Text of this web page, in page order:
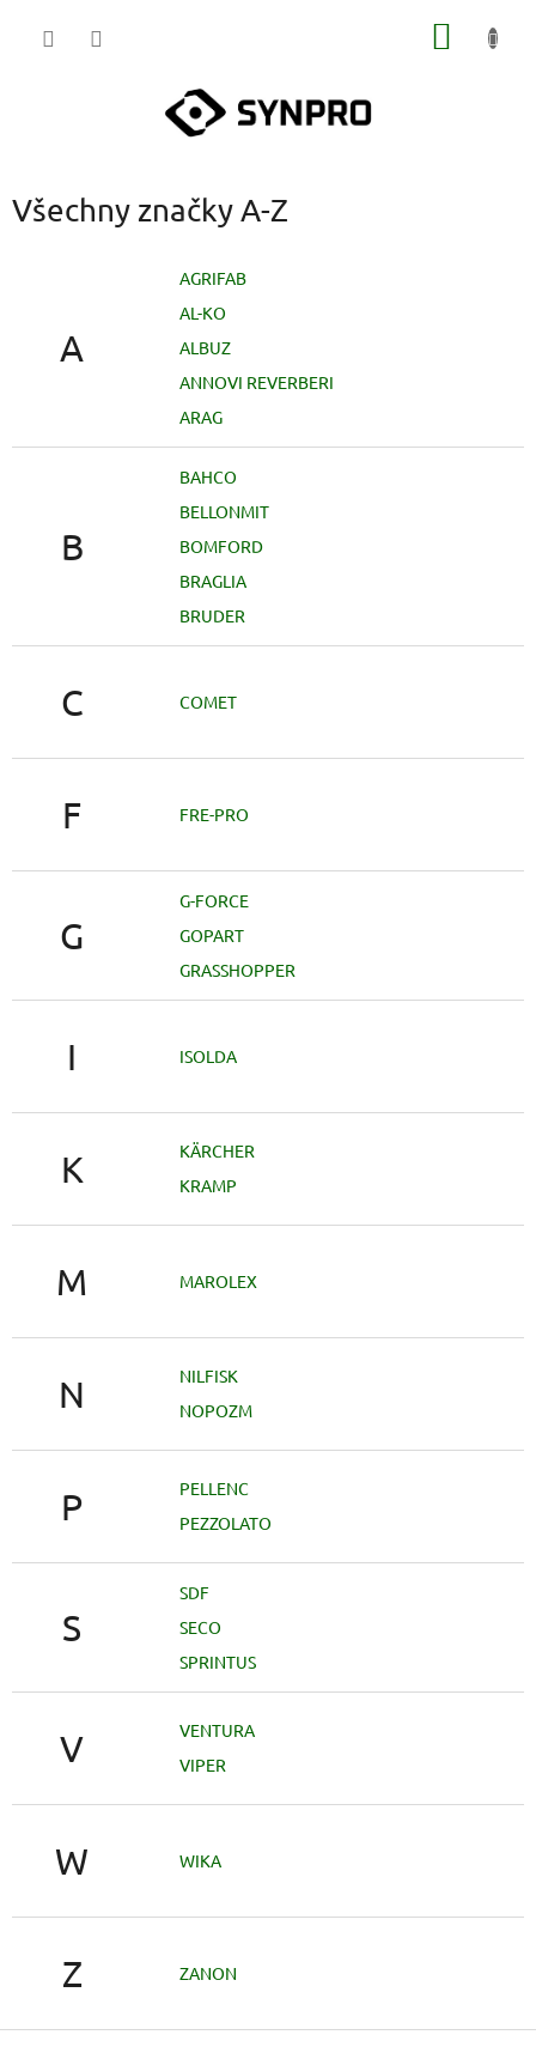
Všechny značky A-Z
A
AGRIFAB
AL-KO
ALBUZ
ANNOVI REVERBERI
ARAG
B
BAHCO
BELLONMIT
BOMFORD
BRAGLIA
BRUDER
C COMET
F FRE-PRO
G
G-FORCE
GOPART
GRASSHOPPER
I ISOLDA
K
KÄRCHER
KRAMP
M MAROLEX
N
NILFISK
NOPOZM
P
PELLENC
PEZZOLATO
S
SDF
SECO
SPRINTUS
V
VENTURA
VIPER
W WIKA
Z ZANON
Z